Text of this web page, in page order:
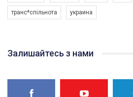
програму з боротьби з насильством
Якщо ти хочеш підтримати нас -
best video, representing programme for
We appeal to your support and ask to
транс*спільнота украина
Залишайтесь з нами